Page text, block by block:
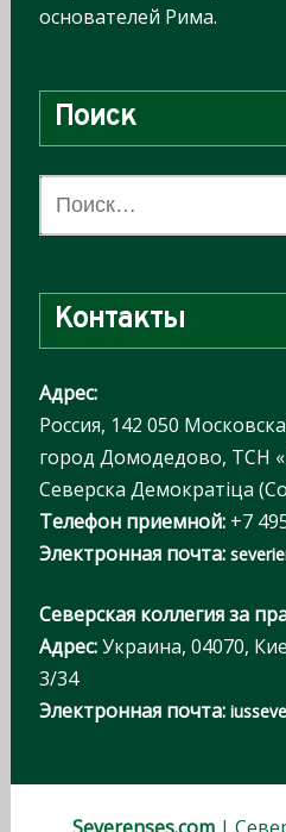
основателей Рима.
Поиск
т
:
Контакты
Адрес:
Россия, 142 050
город Домодедово, ТСН
Северска Демократiца
Телефон приемной:+7
Электронная почта:
Северская коллегия за
Адрес:Украина, 04070,
3/34
Электронная почта: